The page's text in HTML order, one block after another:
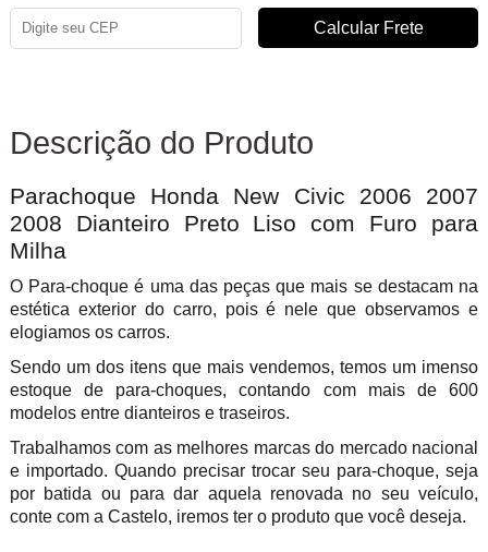
Descrição do Produto
Parachoque Honda New Civic 2006 2007
2008 Dianteiro Preto Liso com Furo para
Milha
O Para-choque é uma das peças que mais se destacam na
estética exterior do carro, pois é nele que observamos e
elogiamos os carros.
Sendo um dos itens que mais vendemos, temos um imenso
estoque de para-choques, contando com mais de 600
modelos entre dianteiros e traseiros.
Trabalhamos com as melhores marcas do mercado nacional
e importado. Quando precisar trocar seu para-choque, seja
por batida ou para dar aquela renovada no seu veículo,
conte com a Castelo, iremos ter o produto que você deseja.